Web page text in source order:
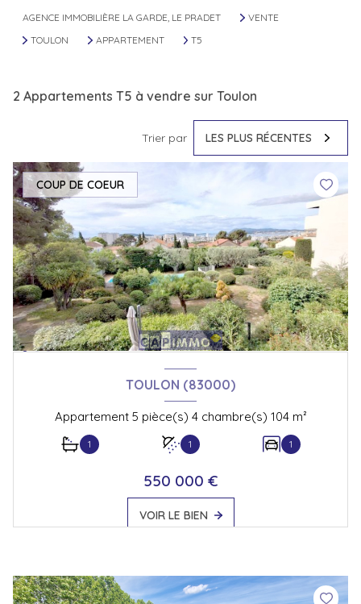
AGENCE IMMOBILIÈRE LA GARDE, LE PRADET
VENTE
TOULON
APPARTEMENT T5
2 Appartements T5 à vendre sur Toulon
Trier par LES PLUS RÉCENTES
COUP DE COEUR
TOULON (83000)
Appartement 5 pièce(s) 4 chambre(s) 104 m²
1 1 1
550 000 €
VOIR LE BIEN